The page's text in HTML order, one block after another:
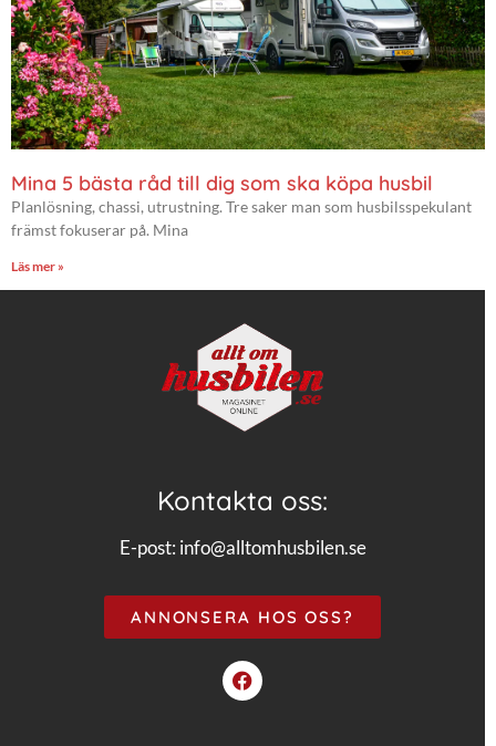
Mina 5 bästa råd till dig som ska köpa husbil
Planlösning, chassi, utrustning. Tre saker man som husbilsspekulant
främst fokuserar på. Mina
Läs mer »
Kontakta oss:
E-post: info@alltomhusbilen.se
ANNONSERA HOS OSS?